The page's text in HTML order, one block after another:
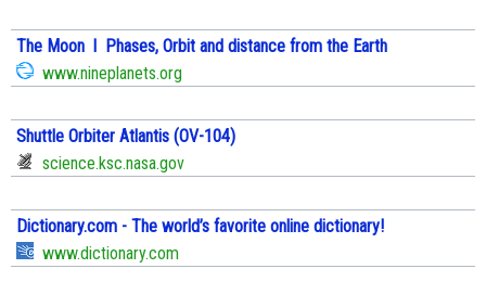
The Moon l Phases, Orbit and distance from the Earth
www.nineplanets.org
Shuttle Orbiter Atlantis (OV-104)
science.ksc.nasa.gov
Dictionary.com - The world’s favorite online dictionary!
www.dictionary.com